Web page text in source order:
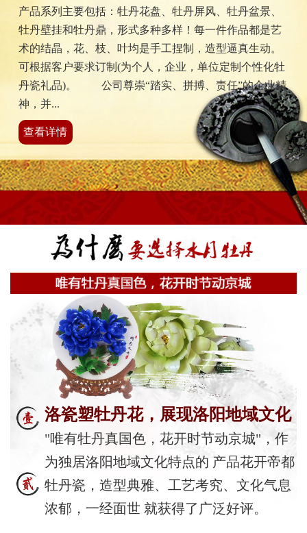
产品系列主要包括：牡丹花盘、牡丹屏风、牡丹盆景、
牡丹壁挂和牡丹鼎，形式多种多样！每一件作品都是艺
术的结晶，花、枝、叶均是手工捏制，造型逼真生动。
可根据客户要求订制(为个人，企业，单位定制个性化牡
丹瓷礼品)。 公司尊崇“踏实、拼搏、责任”的企业精
神，并...
查看详情
洛瓷塑牡丹花，展现洛阳地域文化
"唯有牡丹真国色，花开时节动京城"，作
为独居洛阳地域文化特点的 产品花开帝都
牡丹瓷，造型典雅、工艺考究、文化气息
浓郁，一经面世 就获得了广泛好评。